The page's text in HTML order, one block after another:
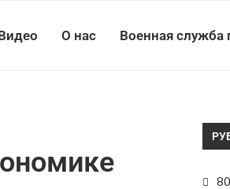
О нас Военная служба